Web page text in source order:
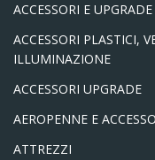
ACCESSORI E
ACCESSORI PLASTICI,
ILLUMINAZIONE
ACCESSORI UPGRADE
AEROPENNE E
ATTREZZI